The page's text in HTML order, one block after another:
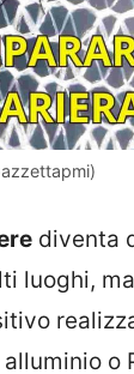
diventa
luoghi,
o